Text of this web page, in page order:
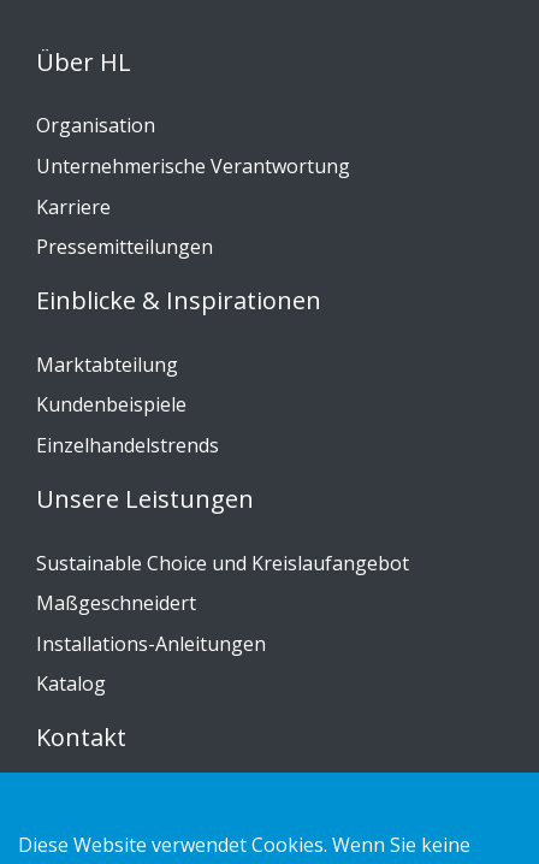
Über HL
Organisation
Unternehmerische Verantwortung
Karriere
Pressemitteilungen
Einblicke & Inspirationen
Marktabteilung
Kundenbeispiele
Einzelhandelstrends
Unsere Leistungen
Sustainable Choice und Kreislaufangebot
Maßgeschneidert
Installations-Anleitungen
Katalog
Kontakt
Cookies
Diese Website verwendet Cookies. Wenn Sie keine